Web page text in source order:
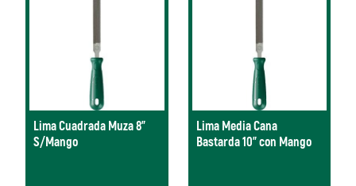
Lima Cuadrada Muza 8"
S/Mango
Lima Media Cana
Bastarda 10" con Mango